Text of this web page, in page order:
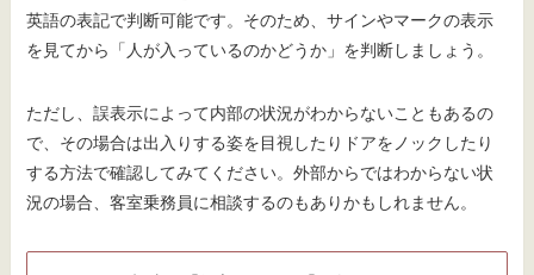
英語の表記で判断可能です。そのため、サインやマークの表示
を見てから「人が入っているのかどうか」を判断しましょう。
ただし、誤表示によって内部の状況がわからないこともあるの
で、その場合は出入りする姿を目視したりドアをノックしたり
する方法で確認してみてください。外部からではわからない状
況の場合、客室乗務員に相談するのもありかもしれません。